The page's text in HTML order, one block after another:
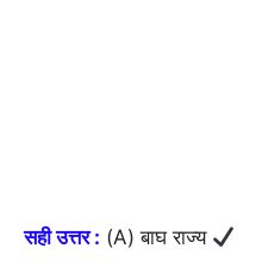
सही उत्तर : (A) बाघ राज्य